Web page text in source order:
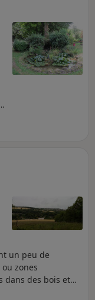
un peu de
zones
dans des bois et